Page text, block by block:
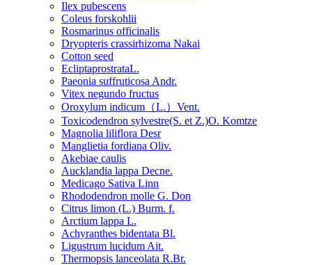
Ilex pubescens
Coleus forskohlii
Rosmarinus officinalis
Dryopteris crassirhizoma Nakai
Cotton seed
EcliptaprostrataL.
Paeonia suffruticosa Andr.
Vitex negundo fructus
Oroxylum indicum（L.）Vent.
Toxicodendron sylvestre(S. et Z.)O. Komtze
Magnolia liliflora Desr
Manglietia fordiana Oliv.
Akebiae caulis
Aucklandia lappa Decne.
Medicago Sativa Linn
Rhododendron molle G. Don
Citrus limon (L.) Burm. f.
Arctium lappa L.
Achyranthes bidentata Bl.
Ligustrum lucidum Ait.
Thermopsis lanceolata R.Br.